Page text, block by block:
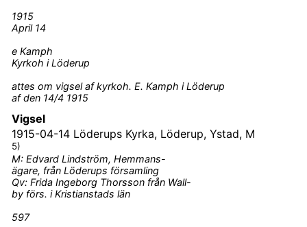
1915
April 14
e Kamph
Kyrkoh i Löderup
attes om vigsel af kyrkoh. E. Kamph i Löderup
af den 14/4 1915
Vigsel
1915-04-14 Löderups Kyrka, Löderup, Ystad, M
5)
M: Edvard Lindström, Hemmans-
ägare, från Löderups församling
Qv: Frida Ingeborg Thorsson från Wall-
by förs. i Kristianstads län
597